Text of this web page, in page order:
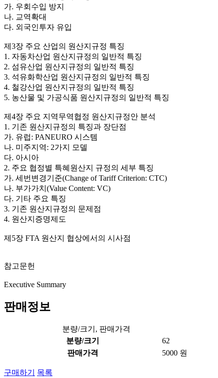
가. 우회수입 방지
나. 교역확대
다. 외국인투자 유입
제3장 주요 산업의 원산지규정 특징
1. 자동차산업 원산지규정의 일반적 특징
2. 섬유산업 원산지규정의 일반적 특징
3. 석유화학산업 원산지규정의 일반적 특징
4. 철강산업 원산지규정의 일반적 특징
5. 농산물 및 가공식품 원산지규정의 일반적 특징
제4장 주요 지역무역협정 원산지규정안 분석
1. 기존 원산지규정의 특징과 장단점
가. 유럽: PANEURO 시스템
나. 미주지역: 2가지 모델
다. 아시아
2. 주요 협정별 특혜원산지 규정의 세부 특징
가. 세번변경기준(Change of Tariff Criterion: CTC)
나. 부가가치(Value Content: VC)
다. 기타 주요 특징
3. 기존 원산지규정의 문제점
4. 원산지증명제도
제5장 FTA 원산지 협상에서의 시사점
참고문헌
Executive Summary
판매정보
분량/크기, 판매가격
분량/크기
62
판매가격
5000 원
구매하기 목록